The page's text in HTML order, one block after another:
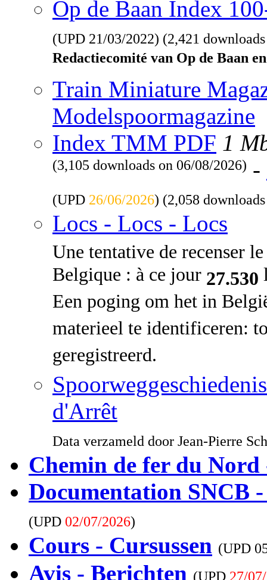
Op de Baan Index
(UPD 21/03/2022) (2,421
Redactiecomité van Op de Baan
Train Miniature
Modelspoormagazine
Index TMM PDF 1
(3,105 downloads on 06/08/2026) -
(UPD 26/06/2026) (2,058
Locs - Locs - Locs
Une tentative de recenser
Belgique : à ce jour 27.530
Een poging om het in
materieel te identificeren:
geregistreerd.
d'Arrêt
Data verzameld door Jean-Pierre
Chemin de fer du Nord
Documentation SNCB
(UPD 02/07/2026)
Cours - Cursussen (UPD
Avis - Berichten (UPD 27/